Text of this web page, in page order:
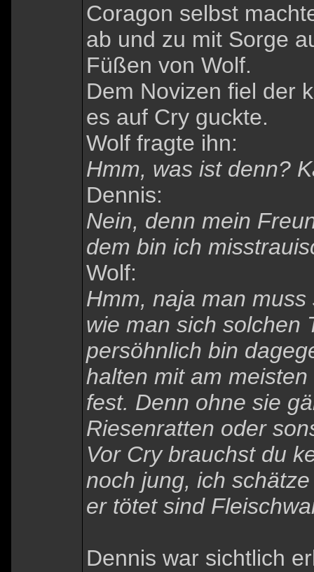
Coragon selbst
ab und zu mit Sorge
Füßen von Wolf.
Dem Novizen fiel der
es auf Cry guckte.
Wolf fragte ihn:
Hmm, was ist denn?
Dennis:
Nein, denn mein
dem bin ich
Wolf:
Hmm, naja man
wie man sich solchen
persöhnlich bin
halten mit am
fest. Denn ohne sie
Riesenratten oder
Vor Cry brauchst du
noch jung, ich
er tötet sind
Dennis war sichtlich